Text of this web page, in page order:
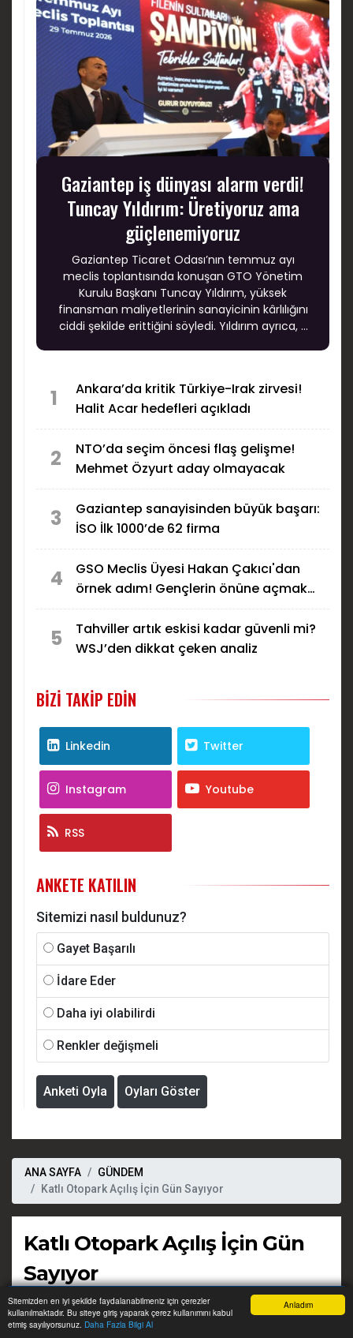
Anladım
Sitemizden en iyi şekilde faydalanabilmeniz için çerezler
kullanılmaktadır. Bu siteye giriş yaparak çerez kullanımını kabul
etmiş sayılıyorsunuz. Daha Fazla Bilgi Al
Gaziantep iş dünyası alarm verdi!
Tuncay Yıldırım: Üretiyoruz ama
güçlenemiyoruz
Gaziantep Ticaret Odası’nın temmuz ayı
meclis toplantısında konuşan GTO Yönetim
Kurulu Başkanı Tuncay Yıldırım, yüksek
finansman maliyetlerinin sanayicinin kârlılığını
ciddi şekilde erittiğini söyledi. Yıldırım ayrıca, 5
açıkladı.
1
Ankara’da kritik Türkiye-Irak zirvesi!
Halit Acar hedefleri açıkladı
2
NTO’da seçim öncesi flaş gelişme!
Mehmet Özyurt aday olmayacak
3
Gaziantep sanayisinden büyük başarı:
İSO İlk 1000’de 62 firma
4
GSO Meclis Üyesi Hakan Çakıcı'dan
örnek adım! Gençlerin önüne açmak
5
Tahviller artık eskisi kadar güvenli mi?
WSJ’den dikkat çeken analiz
BIZI TAKIP EDIN
Linkedin Twitter
Instagram Youtube
RSS
ANKETE KATILIN
Sitemizi nasıl buldunuz?
Gayet Başarılı
İdare Eder
Daha iyi olabilirdi
Renkler değişmeli
Anketi Oyla Oyları Göster
ANA SAYFA
GÜNDEM
Katlı Otopark Açılış İçin Gün Sayıyor
Katlı Otopark Açılış İçin Gün
Sayıyor
07 Ocak, 2025, Salı 20:09
Ort.2 dk. 0 sn.okuma süresi
Anasayfa Yazarlar Haber Ara İhbar Hattı Menu